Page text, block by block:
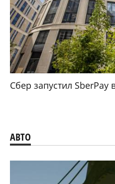
Сбер запустил SberPay
АВТО